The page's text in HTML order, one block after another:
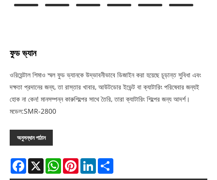
ফুড ভ্যান
ওরিয়েন্টাল শিমাও স্মল ফুড ভ্যানকে উদ্ভাবনীভাবে ডিজাইন করা হয়েছে চূড়ান্ত সুবিধা এবং
দক্ষতা প্রদানের জন্য, তা রাস্তার খাবার, আউটডোর ইভেন্ট বা ক্যাটারিং পরিষেবার জন্যই
হোক না কেন! মানসম্পন্ন কারুশিল্পের সাথে তৈরি, তারা ক্যাটারিং শিল্পের জন্য আদর্শ।
মডেল:SMR-2800
অনুসন্ধান পাঠান
Facebook
X WhatsAppPinterestLinkedIn